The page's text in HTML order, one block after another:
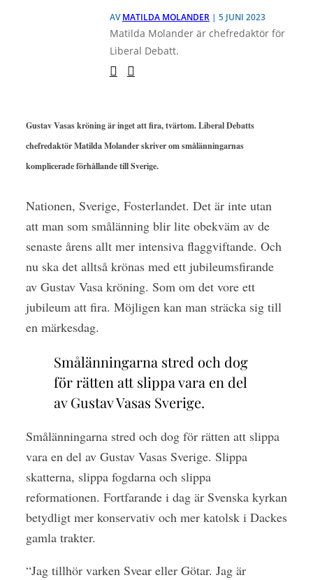
AVMATILDA MOLANDER| 5 JUNI 2023
Matilda Molander är chefredaktör för
Liberal Debatt.
Gustav Vasas kröning är inget att fira, tvärtom. Liberal Debatts
chefredaktör Matilda Molander skriver om smålänningarnas
komplicerade förhållande till Sverige.
Nationen, Sverige, Fosterlandet. Det är inte utan
att man som smålänning blir lite obekväm av de
senaste årens allt mer intensiva flaggviftande. Och
nu ska det alltså krönas med ett jubileumsfirande
av Gustav Vasa kröning. Som om det vore ett
jubileum att fira. Möjligen kan man sträcka sig till
en märkesdag.
Smålänningarna stred och dog
för rätten att slippa vara en del
av Gustav Vasas Sverige.
Smålänningarna stred och dog för rätten att slippa
vara en del av Gustav Vasas Sverige. Slippa
skatterna, slippa fogdarna och slippa
reformationen. Fortfarande i dag är Svenska kyrkan
betydligt mer konservativ och mer katolsk i Dackes
gamla trakter.
“Jag tillhör varken Svear eller Götar. Jag är